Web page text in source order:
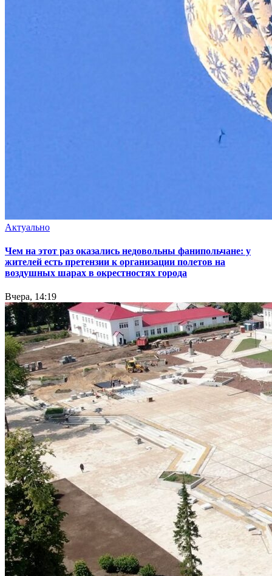
Актуально
Чем на этот раз оказались недовольны фанипольчане: у
жителей есть претензии к организации полетов на
воздушных шарах в окрестностях города
Вчера, 14:19